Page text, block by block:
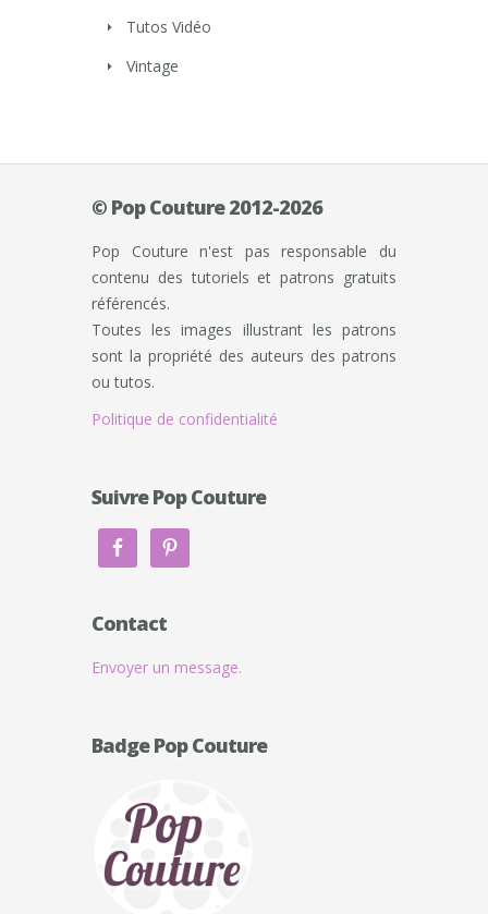
Tutos Vidéo
Vintage
© Pop Couture 2012-2026
Pop Couture n'est pas responsable du
contenu des tutoriels et patrons gratuits
référencés.
Toutes les images illustrant les patrons
sont la propriété des auteurs des patrons
ou tutos.
Politique de confidentialité
Suivre Pop Couture
Contact
Envoyer un message.
Badge Pop Couture